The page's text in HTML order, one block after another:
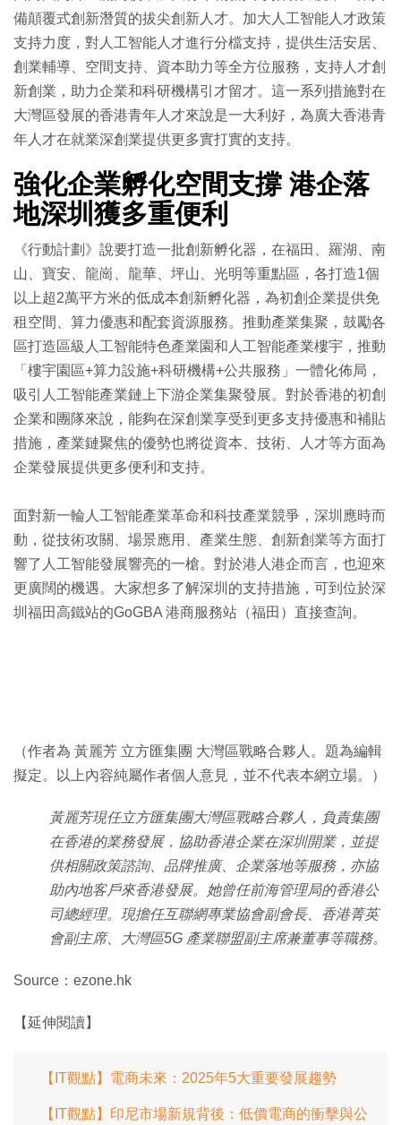
備顛覆式創新潛質的拔尖創新人才。加大人工智能人才政策
支持力度，對人工智能人才進行分檔支持，提供生活安居、
創業輔導、空間支持、資本助力等全方位服務，支持人才創
新創業，助力企業和科研機構引才留才。這一系列措施對在
大灣區發展的香港青年人才來說是一大利好，為廣大香港青
年人才在就業深創業提供更多實打實的支持。
強化企業孵化空間支撐 港企落
地深圳獲多重便利
《行動計劃》說要打造一批創新孵化器，在福田、羅湖、南
山、寶安、龍崗、龍華、坪山、光明等重點區，各打造1個
以上超2萬平方米的低成本創新孵化器，為初創企業提供免
租空間、算力優惠和配套資源服務。推動產業集聚，鼓勵各
區打造區級人工智能特色產業園和人工智能產業樓宇，推動
「樓宇園區+算力設施+科研機構+公共服務」一體化佈局，
吸引人工智能產業鏈上下游企業集聚發展。對於香港的初創
企業和團隊來說，能夠在深創業享受到更多支持優惠和補貼
措施，產業鏈聚焦的優勢也將從資本、技術、人才等方面為
企業發展提供更多便利和支持。
面對新一輪人工智能產業革命和科技產業競爭，深圳應時而
動，從技術攻關、場景應用、產業生態、創新創業等方面打
響了人工智能發展響亮的一槍。對於港人港企而言，也迎來
更廣闊的機遇。大家想多了解深圳的支持措施，可到位於深
圳福田高鐵站的GoGBA 港商服務站（福田）直接查詢。
（作者為 黃麗芳 立方匯集團 大灣區戰略合夥人。題為編輯
擬定。以上內容純屬作者個人意見，並不代表本網立場。）
黃麗芳現任立方匯集團大灣區戰略合夥人，負責集團
在香港的業務發展，協助香港企業在深圳開業，並提
供相關政策諮詢、品牌推廣、企業落地等服務，亦協
助內地客戶來香港發展。她曾任前海管理局的香港公
司總經理。現擔任互聯網專業協會副會長、香港菁英
會副主席、大灣區5G 產業聯盟副主席兼董事等職務。
Source：ezone.hk
【延伸閱讀】
【IT觀點】電商未來：2025年5大重要發展趨勢
【IT觀點】印尼市場新規背後：低價電商的衝擊與公